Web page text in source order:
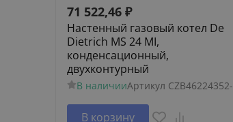
71 522,46 ₽
Настенный газовый котел De
Dietrich MS 24 MI,
конденсационный,
двухконтурный
В наличииАртикул CZB46224352-
В корзину